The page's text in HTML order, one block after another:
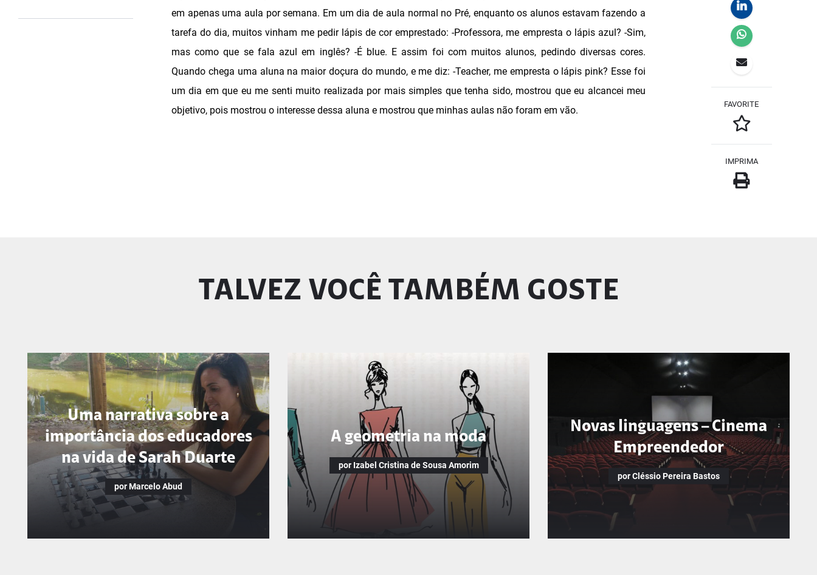
em apenas uma aula por semana. Em um dia de aula normal no Pré, enquanto os alunos estavam fazendo a
tarefa do dia, muitos vinham me pedir lápis de cor emprestado: -Professora, me empresta o lápis azul? -Sim,
mas como que se fala azul em inglês? -É blue. E assim foi com muitos alunos, pedindo diversas cores.
Quando chega uma aluna na maior doçura do mundo, e me diz: -Teacher, me empresta o lápis pink? Esse foi
um dia em que eu me senti muito realizada por mais simples que tenha sido, mostrou que eu alcancei meu
objetivo, pois mostrou o interesse dessa aluna e mostrou que minhas aulas não foram em vão.
FAVORITE
IMPRIMA
TALVEZ VOCÊ TAMBÉM GOSTE
Uma narrativa sobre a
importância dos educadores
na vida de Sarah Duarte
por Marcelo Abud
A geometria na moda
por Izabel Cristina de Sousa Amorim
Novas linguagens – Cinema
Empreendedor
por Cléssio Pereira Bastos